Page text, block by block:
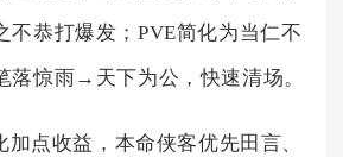
不恭打爆发；PVE简化为当仁不
惊雨→天下为公，快速清场。
加点收益，本命侠客优先田言、